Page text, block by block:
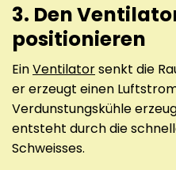
3. Den
positionieren
EinVentilatorsenkt die
er erzeugt einen
Verdunstungskühle
entsteht durch die
Schweisses.